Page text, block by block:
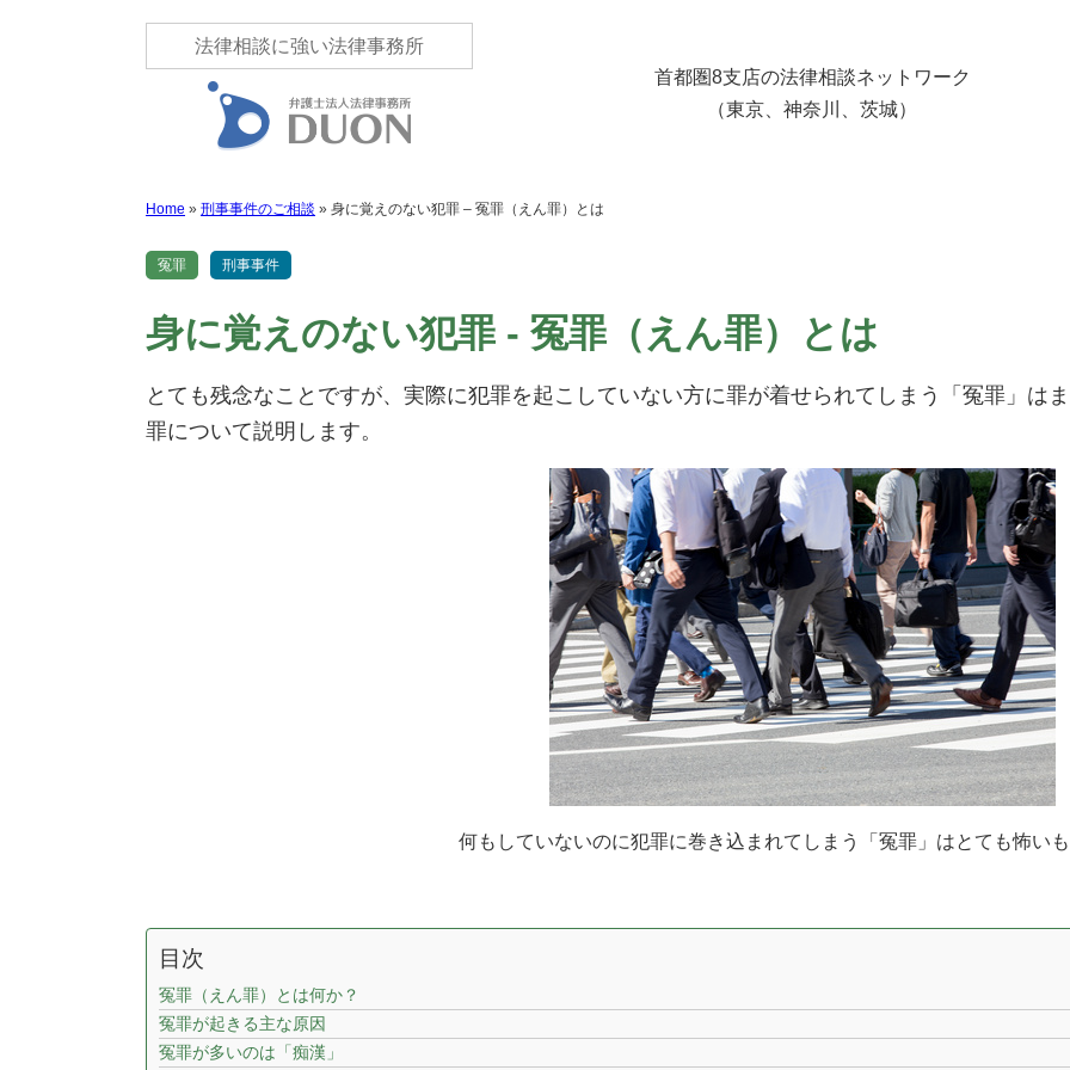
法律相談に強い法律事務所
首都圏8支店の法律相談ネットワーク
（東京、神奈川、茨城）
Home » 刑事事件のご相談 » 身に覚えのない犯罪 – 冤罪（えん罪）とは
冤罪 刑事事件
身に覚えのない犯罪 - 冤罪（えん罪）とは
とても残念なことですが、実際に犯罪を起こしていない方に罪が着せられてしまう「冤罪」は
罪について説明します。
何もしていないのに犯罪に巻き込まれてしまう「冤罪」はとても怖い
目次
冤罪（えん罪）とは何か？
冤罪が起きる主な原因
冤罪が多いのは「痴漢」